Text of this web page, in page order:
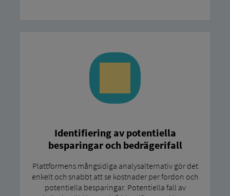
Identifiering av potentiella
besparingar och bedrägerifall
Plattformens mångsidiga analysalternativ gör det
enkelt och snabbt att se kostnader per fordon och
potentiella besparingar. Potentiella fall av